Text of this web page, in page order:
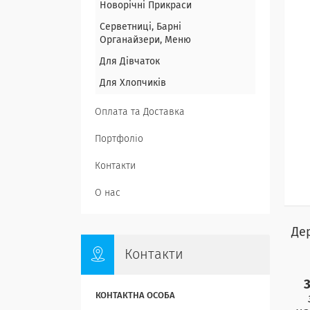
Новорічні Прикраси
Серветниці, Барні
Органайзери, Меню
Для Дівчаток
Для Хлопчиків
Оплата та Доставка
Портфоліо
Контакти
О нас
Контакти